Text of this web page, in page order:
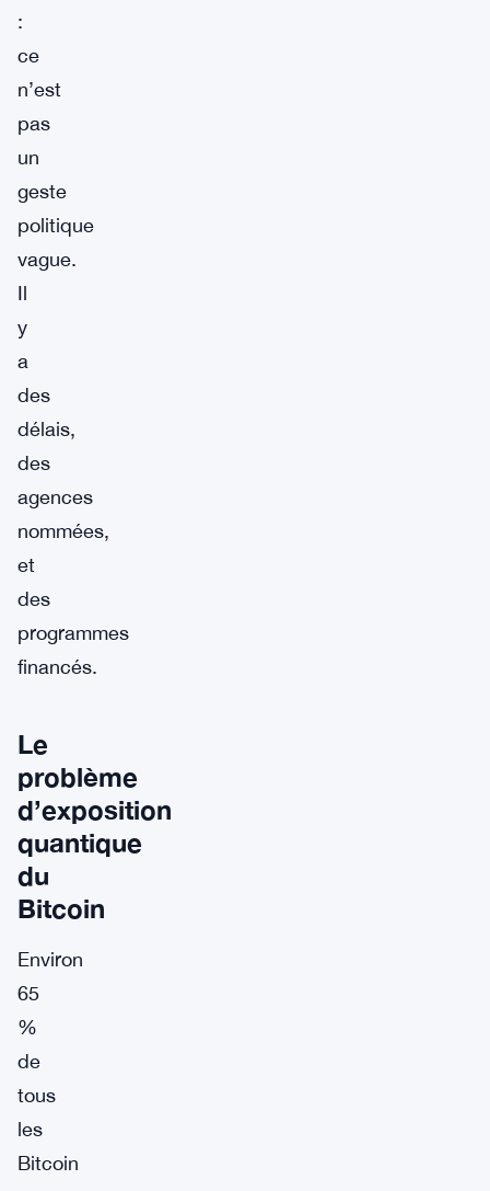
:
ce
n’est
pas
un
geste
politique
vague.
Il
y
a
des
délais,
des
agences
nommées,
et
des
programmes
financés.
Le
problème
d’exposition
quantique
du
Bitcoin
Environ
65
%
de
tous
les
Bitcoin